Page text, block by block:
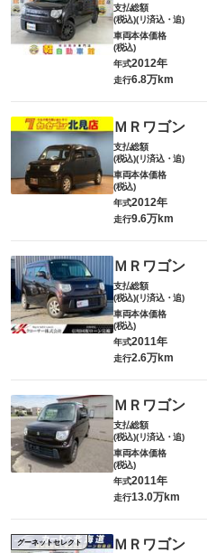
支払総額
(税込)(リ済込・追)
車両本体価格
(税込)
年式2012年
走行6.8万km
ＭＲワゴン
支払総額
(税込)(リ済込・追)
車両本体価格
(税込)
年式2012年
走行9.6万km
ＭＲワゴン
支払総額
(税込)(リ済込・追)
車両本体価格
(税込)
年式2011年
走行2.6万km
ＭＲワゴン
支払総額
(税込)(リ済込・追)
車両本体価格
(税込)
年式2011年
走行13.0万km
グーネットセレクト ＭＲワゴン